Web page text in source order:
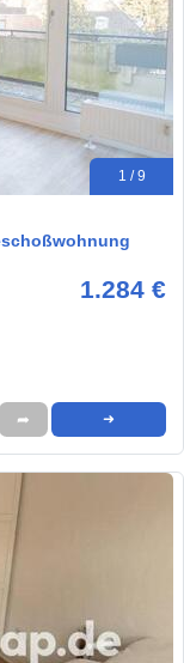
1 / 9
1.284 €
➦ ➜